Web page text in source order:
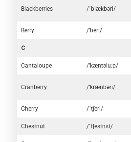
Blackberries /´blækbəri/
Berry /’beri/
C
Cantaloupe /’kæntəlu:p/
Cranberry /’krænbəri/
Cherry /´tʃeri/
Chestnut /´tʃestnʌt/